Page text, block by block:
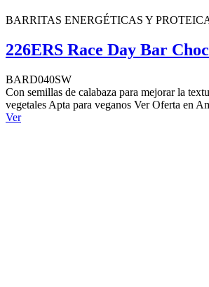
BARRITAS ENERGÉTICAS Y
226ERS Race Day Bar
BARD040SW
Con semillas de calabaza para mejorar la
vegetales Apta para veganos Ver Oferta en
Ver